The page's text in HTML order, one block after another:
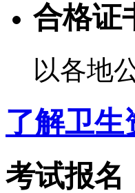
合格证
以各地
了解卫生
考试报名